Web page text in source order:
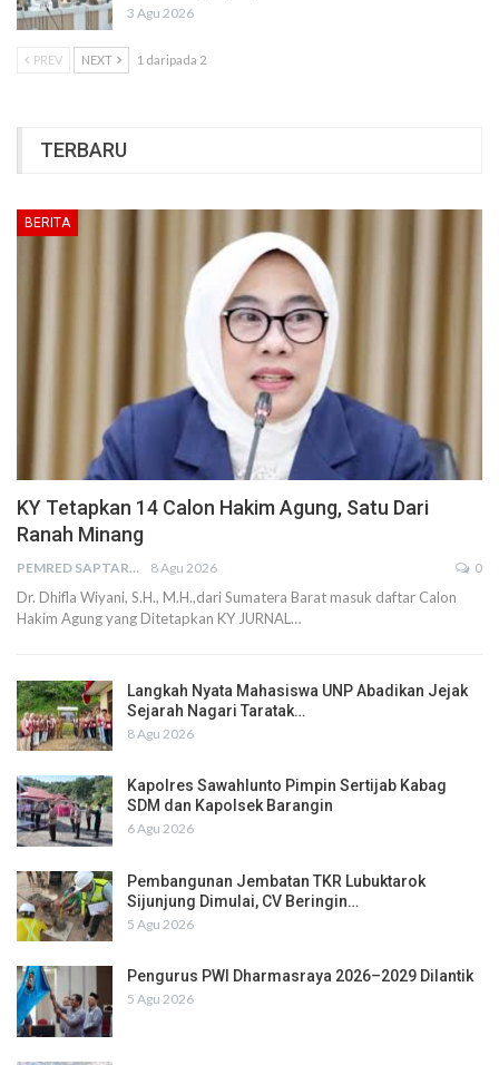
3 Agu 2026
PREV NEXT 1 daripada 2
TERBARU
BERITA
KY Tetapkan 14 Calon Hakim Agung, Satu Dari
Ranah Minang
PEMRED SAPTARIUS 8 Agu 2026 0
Dr. Dhifla Wiyani, S.H., M.H.,dari Sumatera Barat masuk daftar Calon
Hakim Agung yang Ditetapkan KY JURNAL…
Langkah Nyata Mahasiswa UNP Abadikan Jejak
Sejarah Nagari Taratak…
8 Agu 2026
Kapolres Sawahlunto Pimpin Sertijab Kabag
SDM dan Kapolsek Barangin
6 Agu 2026
Pembangunan Jembatan TKR Lubuktarok
Sijunjung Dimulai, CV Beringin…
5 Agu 2026
Pengurus PWI Dharmasraya 2026–2029 Dilantik
5 Agu 2026